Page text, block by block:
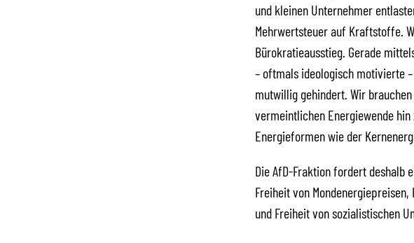
und kleinen Unternehmer
Mehrwertsteuer auf Kraftstoffe.
Bürokratieausstieg. Gerade
– oftmals ideologisch motivierte
mutwillig gehindert. Wir
vermeintlichen Energiewende
Energieformen wie der
Die AfD-Fraktion fordert deshalb
Freiheit von
und Freiheit von sozialistischen